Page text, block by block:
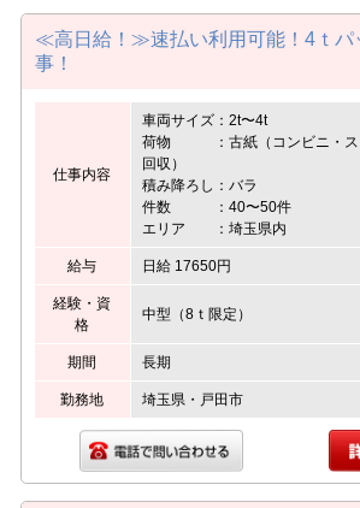
≪高日給！≫速払い利用可能！4ｔパ
事！
仕事内容
車両サイズ：2t〜4t
荷物 ：古紙（コンビニ・ス
回収）
積み降ろし：バラ
件数 ：40〜50件
エリア ：埼玉県内
給与 日給 17650円
経験・資
格
中型（8ｔ限定）
期間 長期
勤務地 埼玉県・戸田市